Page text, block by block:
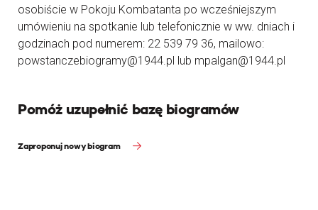
osobiście w Pokoju Kombatanta po wcześniejszym
umówieniu na spotkanie lub telefonicznie w ww. dniach i
godzinach pod numerem: 22 539 79 36, mailowo:
powstanczebiogramy@1944.pl lub mpalgan@1944.pl
Pomóż uzupełnić bazę biogramów
Zaproponuj nowy biogram